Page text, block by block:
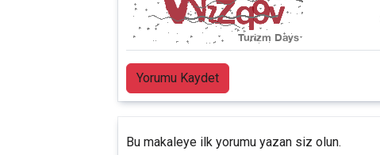
Yorumu Kaydet
Bu makaleye ilk yorumu yazan siz olun.